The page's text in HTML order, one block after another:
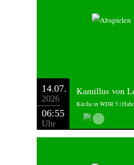
14.07.
2026
06:55
Uhr
Kamillus von
Kirche in WDR 5 |